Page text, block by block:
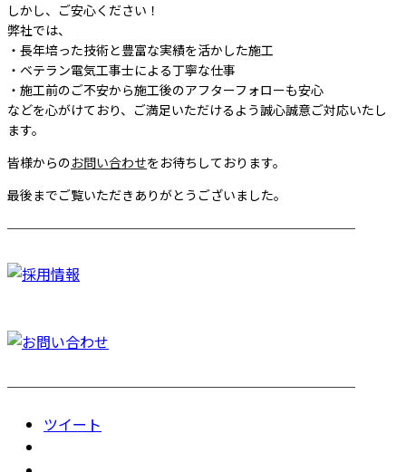
しかし、ご安心ください！
弊社では、
・長年培った技術と豊富な実績を活かした施工
・ベテラン電気工事士による丁寧な仕事
・施工前のご不安から施工後のアフターフォローも安心
などを心がけており、ご満足いただけるよう誠心誠意ご対応いたし
ます。
皆様からのお問い合わせをお待ちしております。
最後までご覧いただきありがとうございました。
────────────────────────
────────────────────────
ツイート